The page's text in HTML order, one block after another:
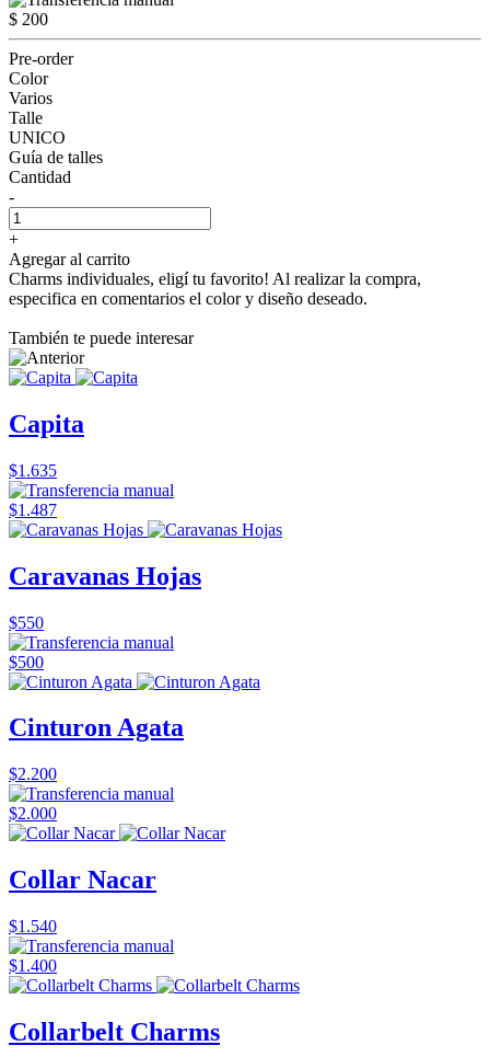
$ 200
Pre-order
Color
Varios
Talle
UNICO
Guía de talles
Cantidad
-
+
Agregar al carrito
Charms individuales, eligí tu favorito! Al realizar la compra,
especifica en comentarios el color y diseño deseado.
También te puede interesar
Capita
$1.635
$1.487
Caravanas Hojas
$550
$500
Cinturon Agata
$2.200
$2.000
Collar Nacar
$1.540
$1.400
Collarbelt Charms